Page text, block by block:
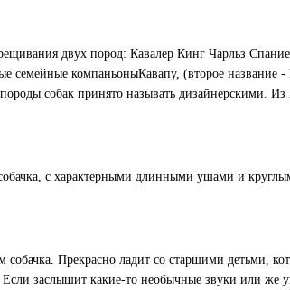
двух пород: Кавалер Кинг Чарльз
семейные компаньоныКавапу, (второе название
собак принято называть дизайнерскими.
с характерными длинными ушами и
Прекрасно ладит со старшими детьми,
заслышит какие-то необычные звуки или же